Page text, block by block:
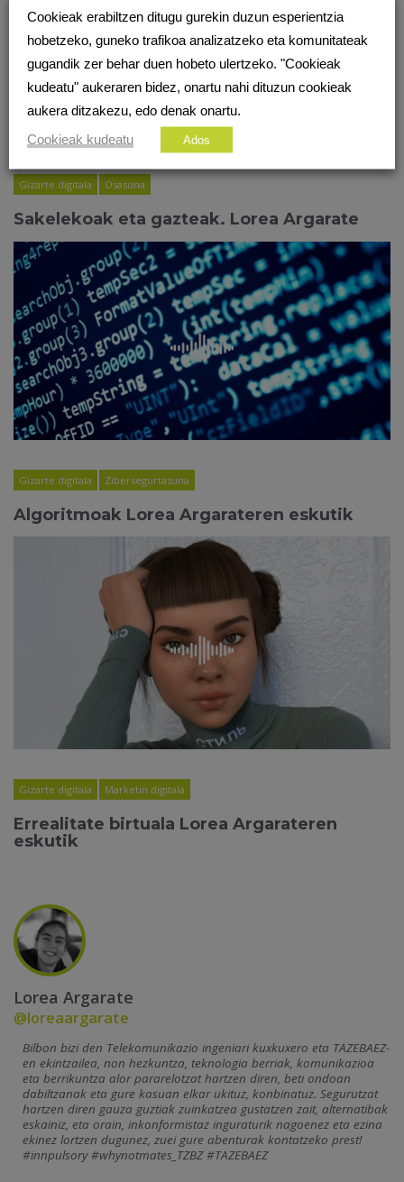
Gizarte digitala Osasuna
Sakelekoak eta gazteak. Lorea Argarate
Gizarte digitala Zibersegurtasuna
Algoritmoak Lorea Argarateren eskutik
Gizarte digitala Marketin digitala
Errealitate birtuala Lorea Argarateren
eskutik
Lorea Argarate
@loreaargarate
Bilbon bizi den Telekomunikazio ingeniari kuxkuxero eta TAZEBAEZ-
en ekintzailea, non hezkuntza, teknologia berriak, komunikazioa
eta berrikuntza alor pararelotzat hartzen diren, beti ondoan
dabiltzanak eta gure kasuan elkar ukituz, konbinatuz. Segurutzat
hartzen diren gauza guztiak zuinkatzea gustatzen zait, alternatibak
eskainiz, eta orain, inkonformistaz inguraturik nagoenez eta ezina
ekinez lortzen dugunez, zuei gure abenturak kontatzeko prest!
#innpulsory #whynotmates_TZBZ #TAZEBAEZ
Cookieak erabiltzen ditugu gurekin duzun esperientzia
hobetzeko, guneko trafikoa analizatzeko eta komunitateak
gugandik zer behar duen hobeto ulertzeko. "Cookieak
kudeatu" aukeraren bidez, onartu nahi dituzun cookieak
aukera ditzakezu, edo denak onartu.
Cookieak kudeatu
Ados